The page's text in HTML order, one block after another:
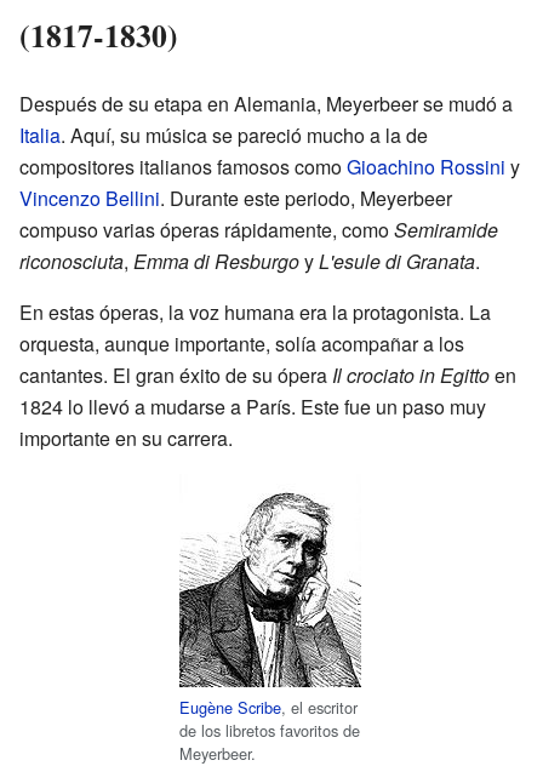
(1817-1830)
Después de su etapa en Alemania, Meyerbeer se mudó a
Italia. Aquí, su música se pareció mucho a la de
compositores italianos famosos comoGioachino Rossini y
Vincenzo Bellini. Durante este periodo, Meyerbeer
compuso varias óperas rápidamente, comoSemiramide
riconosciuta, Emma di ResburgoyL'esule di Granata.
En estas óperas, la voz humana era la protagonista. La
orquesta, aunque importante, solía acompañar a los
cantantes. El gran éxito de su ópera Il crociato in Egittoen
1824 lo llevó a mudarse a París. Este fue un paso muy
importante en su carrera.
Eugène Scribe, el escritor
de los libretos favoritos de
Meyerbeer.